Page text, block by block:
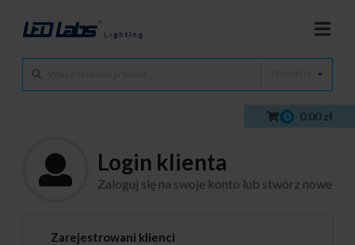
0 0,00 zł
Login klienta
Zaloguj się na swoje konto lub stwórz nowe
Zarejestrowani klienci